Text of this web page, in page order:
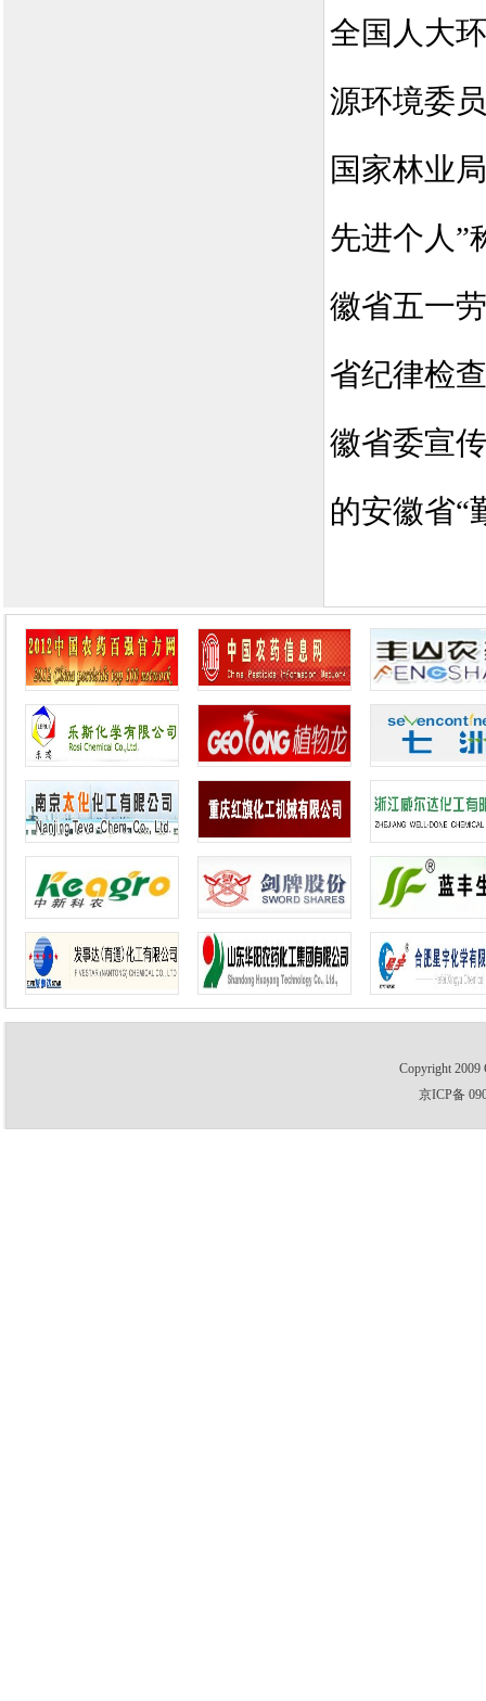
全国人大
源环境委
国家林业
先进个人”
徽省五一
省纪律检
徽省委宣
的安徽省“
Copyright 2009
京ICP备